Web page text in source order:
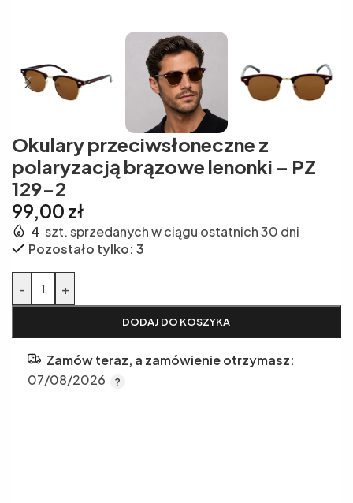
Okulary przeciwsłoneczne z
polaryzacją brązowe lenonki – PZ
129-2
99,00 zł
4 szt. sprzedanych w ciągu ostatnich 30 dni
Pozostało tylko: 3
- +
DODAJ DO KOSZYKA
Alternative:
Zamów teraz, a zamówienie otrzymasz:
07/08/2026